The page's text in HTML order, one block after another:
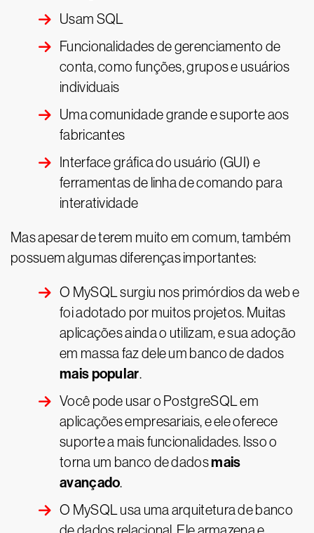
Usam SQL
Funcionalidades de gerenciamento de
conta, como funções, grupos e usuários
individuais
Uma comunidade grande e suporte aos
fabricantes
Interface gráfica do usuário (GUI) e
ferramentas de linha de comando para
interatividade
Mas apesar de terem muito em comum, também
possuem algumas diferenças importantes:
O MySQL surgiu nos primórdios da web e
foi adotado por muitos projetos. Muitas
aplicações ainda o utilizam, e sua adoção
em massa faz dele um banco de dados
mais popular.
Você pode usar o PostgreSQL em
aplicações empresariais, e ele oferece
suporte a mais funcionalidades. Isso o
torna um banco de dadosmais
avançado.
O MySQL usa uma arquitetura de banco